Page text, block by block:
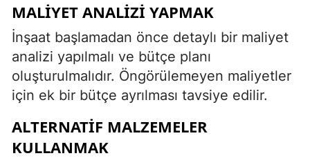
MALIYET ANALIZI YAPMAK
İnşaat başlamadan önce detaylı bir maliyet
analizi yapılmalı ve bütçe planı
oluşturulmalıdır. Öngörülemeyen maliyetler
için ek bir bütçe ayrılması tavsiye edilir.
ALTERNATIF MALZEMELER
KULLANMAK